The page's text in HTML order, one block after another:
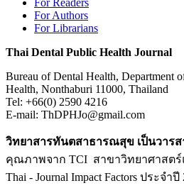
For Authors
For Librarians
Thai Dental Public Health Journal
Bureau of Dental Health, Department
Health, Nonthaburi 11000, Thailand
Tel: +66(0) 2590 4216
E-mail: ThDPHJo@gmail.com
วิทยาสารทันตสาธารณสุข เป็นวาร
คุณภาพจาก TCI สาขาวิทยาศาสตร์
Thai - Journal Impact Factors ประจำปี